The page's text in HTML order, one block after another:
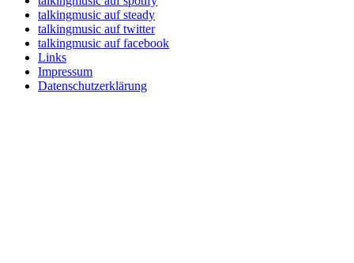
talkingmusic auf steady
talkingmusic auf twitter
talkingmusic auf facebook
Links
Impressum
Datenschutzerklärung